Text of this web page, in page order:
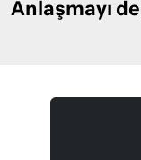
Anlaşmayı